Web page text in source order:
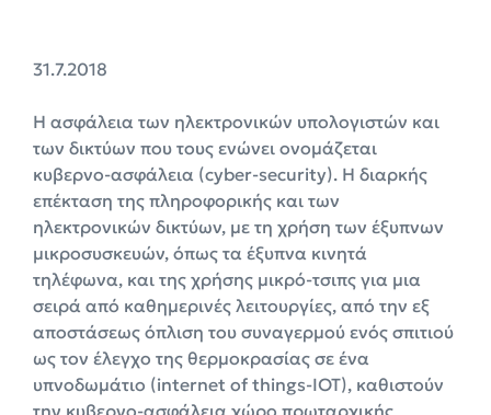
31.7.2018
Η ασφάλεια των ηλεκτρονικών υπολογιστών και
των δικτύων που τους ενώνει ονομάζεται
κυβερνο-ασφάλεια (cyber-security). Η διαρκής
επέκταση της πληροφορικής και των
ηλεκτρονικών δικτύων, με τη χρήση των έξυπνων
μικροσυσκευών, όπως τα έξυπνα κινητά
τηλέφωνα, και της χρήσης μικρό-τσιπς για μια
σειρά από καθημερινές λειτουργίες, από την εξ
αποστάσεως όπλιση του συναγερμού ενός σπιτιού
ως τον έλεγχο της θερμοκρασίας σε ένα
υπνοδωμάτιο (internet of things-IOT), καθιστούν